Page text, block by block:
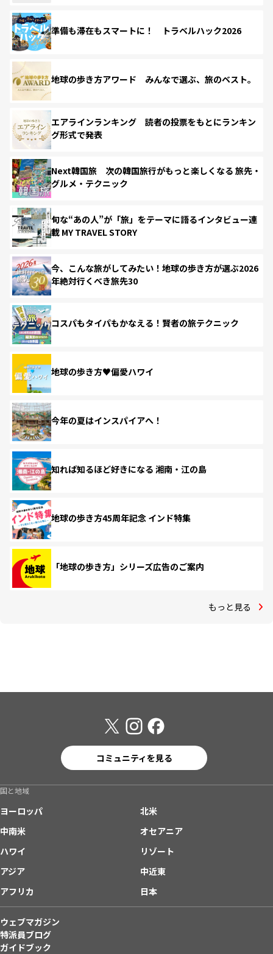
準備も滞在もスマートに！ トラベルハック2026
地球の歩き方アワード みんなで選ぶ、旅のベスト。
エアラインランキング 読者の投票をもとにランキン
グ形式で発表
Next韓国旅 次の韓国旅行がもっと楽しくなる 旅先・
グルメ・テクニック
旬な“あの人”が「旅」をテーマに語るインタビュー連
載 MY TRAVEL STORY
今、こんな旅がしてみたい！地球の歩き方が選ぶ2026
年絶対行くべき旅先30
コスパもタイパもかなえる！賢者の旅テクニック
地球の歩き方♥偏愛ハワイ
今年の夏はインスパイアへ！
知れば知るほど好きになる 湘南・江の島
地球の歩き方45周年記念 インド特集
「地球の歩き方」シリーズ広告のご案内
もっと見る
コミュニティを見る
国と地域
ヨーロッパ
北米
中南米
オセアニア
ハワイ
リゾート
アジア
中近東
アフリカ
日本
ウェブマガジン
特派員ブログ
ガイドブック